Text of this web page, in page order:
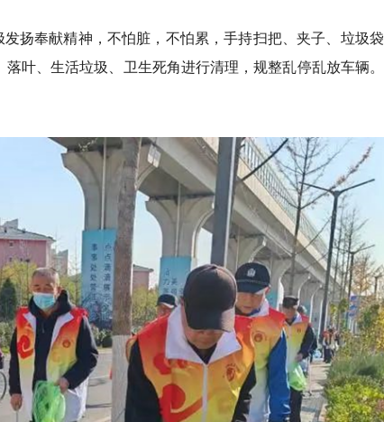
扬奉献精神，不怕脏，不怕累，手持扫把、夹子、垃圾
叶、生活垃圾、卫生死角进行清理，规整乱停乱放车辆